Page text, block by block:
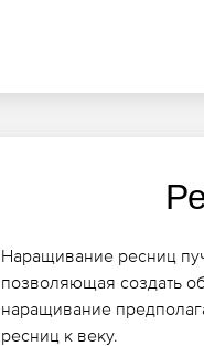
Наращивание ресниц
позволяющая создать
наращивание
ресниц к веку.